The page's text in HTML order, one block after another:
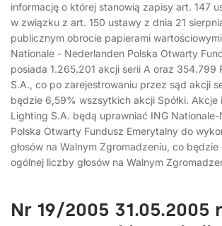
informację o której stanowią zapisy art. 147
w związku z art. 150 ustawy z dnia 21
publicznym obrocie papierami
Nationale - Nederlanden Polska Otwarty
posiada 1.265.201 akcji serii A oraz 354.799
S.A., co po zarejestrowaniu przez sąd akcji
będzie 6,59% wszsytkich akcji Spółki. Akcje
Lighting S.A. będą uprawniać ING
Polska Otwarty Fundusz Emerytalny do
głosów na Walnym Zgromadzeniu, co
ogólnej liczby głosów na Walnym
Nr 19/2005 31.05.2005